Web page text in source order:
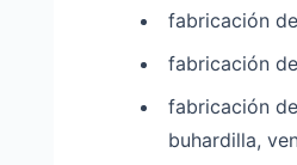
fabricación
fabricación
fabricación
buhardilla,